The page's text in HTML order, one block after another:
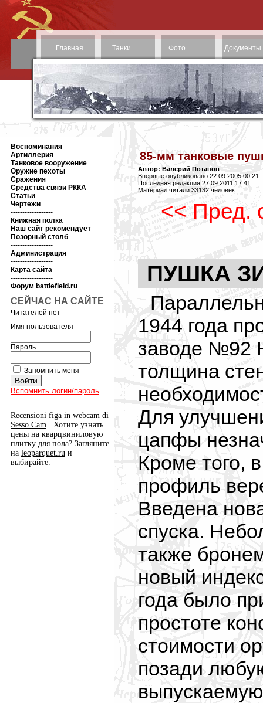
Главная Танки Фото Документы
Воспоминания
Артиллерия
Танковое вооружение
Оружие пехоты
Сражения
Средства связи РККА
Статьи
Чертежи
------------------
Книжная полка
Наш сайт рекомендует
Позорный столб
------------------
Администрация
------------------
Карта сайта
------------------
Форум battlefield.ru
СЕЙЧАС НА САЙТЕ
Читателей нет
Имя пользователя
Пароль
Запомнить меня
Вспомнить логин/пароль
Recensioni figa in webcam di
Sesso Cam . Хотите узнать
цены на кварцвиниловую
плитку для пола? Загляните
на leoparquet.ru и
выбирайте.
85-мм танковые
Автор: Валерий Потапов
Впервые опубликовано 22.09.2005 00:21
Последняя редакция 27.09.2011 17:41
Материал читали 33132 человек
<< Пред.
ПУШКА
1944 года
заводе №92
толщина
Для
цапфы
Кроме того,
профиль
Введена
спуска.
также
новый
года было
простоте
стоимости
позади